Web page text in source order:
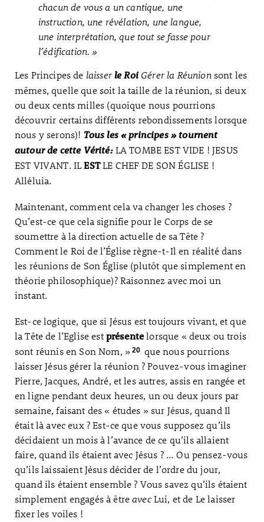
chacun de vous a un cantique, une
instruction, une révélation, une langue,
une interprétation, que tout se fasse pour
l’édification. »
Les Principes de laisserle RoiGérer la Réunion sont les
mêmes, quelle que soit la taille de la réunion, si deux
ou deux cents milles (quoique nous pourrions
découvrir certains différents rebondissements lorsque
nous y serons)! Tous les « principes » tournent
autour de cette Vérité: LA TOMBE EST VIDE ! JESUS
EST VIVANT. ILESTLE CHEF DE SON ÉGLISE !
Alléluia.
Maintenant, comment cela va changer les choses ?
Qu’est-ce que cela signifie pour le Corps de se
soumettre à la direction actuelle de sa Tête ?
Comment le Roi de l’Église règne-t-Il en réalité dans
les réunions de Son Église (plutôt que simplement en
théorie philosophique)? Raisonnez avec moi un
instant.
Est-ce logique, que si Jésus est toujours vivant, et que
la Tête de l’Eglise est présentelorsque « deux ou trois
sont réunis en Son Nom, » 20 que nous pourrions
laisser Jésus gérer la réunion ? Pouvez-vous imaginer
Pierre, Jacques, André, et les autres, assis en rangée et
en ligne pendant deux heures, un ou deux jours par
semaine, faisant des « études » sur Jésus, quand Il
était là avec eux ? Est-ce que vous supposez qu’ils
décidaient un mois à l’avance de ce qu’ils allaient
faire, quand ils étaient avec Jésus ? … Ou pensez-vous
qu’ils laissaient Jésus décider de l’ordre du jour,
quand ils étaient ensemble ? Vous savez qu’ils étaient
simplement engagés à êtreavecLui, et de Le laisser
fixer les voiles !